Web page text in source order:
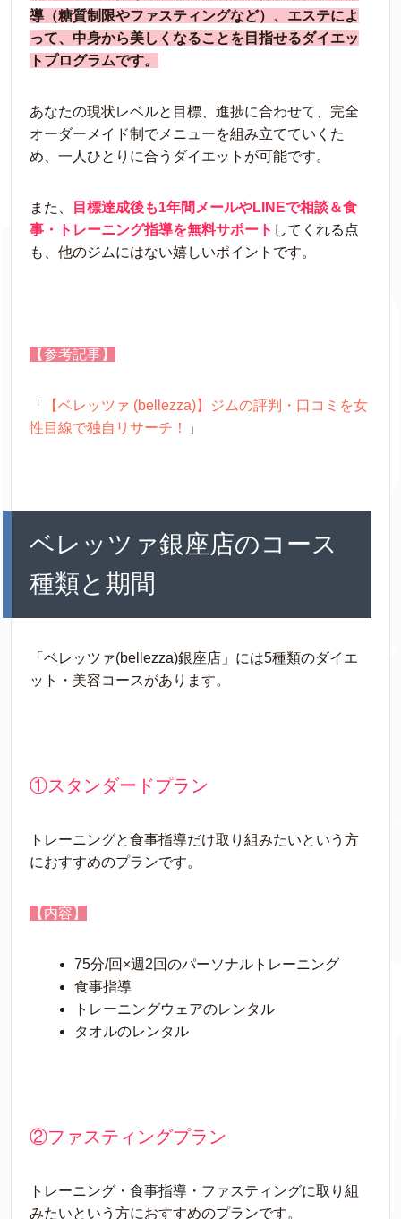
導（糖質制限やファスティングなど）、エステによ
って、中身から美しくなることを目指せるダイエッ
トプログラムです。
あなたの現状レベルと目標、進捗に合わせて、完全
オーダーメイド制でメニューを組み立てていくた
め、一人ひとりに合うダイエットが可能です。
また、
目標達成後も1年間メールやLINEで相談＆食
事・トレーニング指導を無料サポート してくれる点
も、他のジムにはない嬉しいポイントです。
【参考記事】
「
【ベレッツァ (bellezza)】ジムの評判・口コミを女
性目線で独自リサーチ！
」
ベレッツァ銀座店のコース
種類と期間
「ベレッツァ(bellezza)銀座店」には5種類のダイエ
ット・美容コースがあります。
①スタンダードプラン
トレーニングと食事指導だけ取り組みたいという方
におすすめのプランです。
【内容】
75分/回×週2回のパーソナルトレーニング
食事指導
トレーニングウェアのレンタル
タオルのレンタル
②ファスティングプラン
トレーニング・食事指導・ファスティングに取り組
みたいという方におすすめのプランです。